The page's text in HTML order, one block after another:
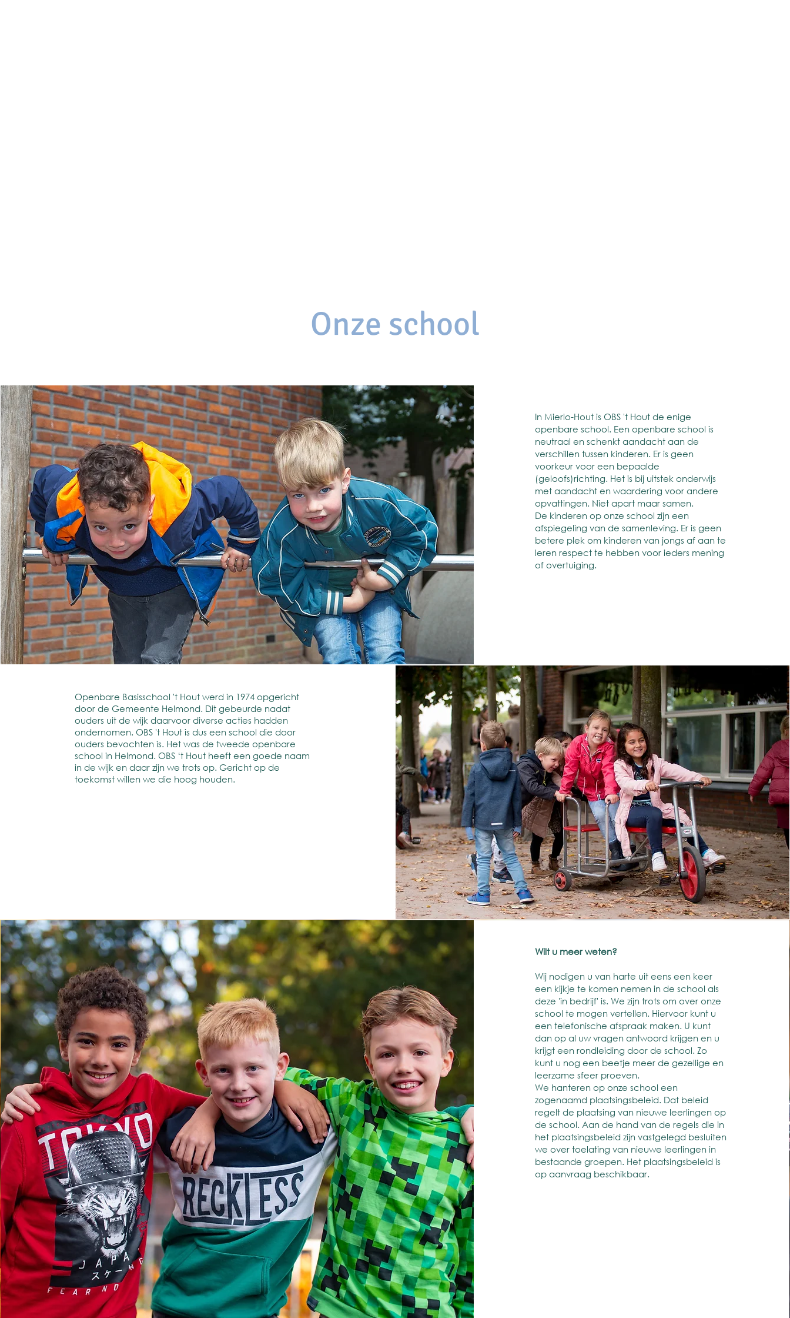
Onze school
In Mierlo-Hout is OBS 't Hout de enige
openbare school. Een openbare school is
neutraal en schenkt aandacht aan de
verschillen tussen kinderen. Er is geen
voorkeur voor een bepaalde
(geloofs)richting. Het is bij uitstek onderwijs
met aandacht en waardering voor andere
opvattingen. Niet apart maar samen.
De kinderen op onze school zijn een
afspiegeling van de samenleving. Er is geen
betere plek om kinderen van jongs af aan te
leren respect te hebben voor ieders mening
of overtuiging.
Openbare Basisschool 't Hout werd in 1974 opgericht
door de Gemeente Helmond. Dit gebeurde nadat
ouders uit de wijk daarvoor diverse acties hadden
ondernomen. OBS 't Hout is dus een school die door
ouders bevochten is. Het was de tweede openbare
school in Helmond. OBS ‘t Hout heeft een goede naam
in de wijk en daar zijn we trots op. Gericht op de
toekomst willen we die hoog houden.
Wilt u meer weten?
Wij nodigen u van harte uit eens een keer
een kijkje te komen nemen in de school als
deze 'in bedrijf' is. We zijn trots om over onze
school te mogen vertellen. Hiervoor kunt u
een telefonische afspraak maken. U kunt
dan op al uw vragen antwoord krijgen en u
krijgt een rondleiding door de school. Zo
kunt u nog een beetje meer de gezellige en
leerzame sfeer proeven.
We hanteren op onze school een
zogenaamd plaatsingsbeleid. Dat beleid
regelt de plaatsing van nieuwe leerlingen op
de school. Aan de hand van de regels die in
het plaatsingsbeleid zijn vastgelegd besluiten
we over toelating van nieuwe leerlingen in
bestaande groepen. Het plaatsingsbeleid is
op aanvraag beschikbaar.